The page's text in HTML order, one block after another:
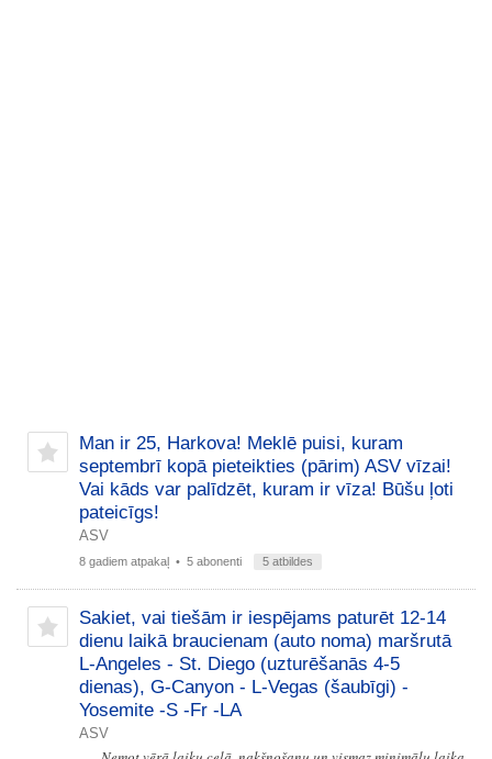
Man ir 25, Harkova! Meklē puisi, kuram
septembrī kopā pieteikties (pārim) ASV vīzai!
Vai kāds var palīdzēt, kuram ir vīza! Būšu ļoti
pateicīgs!
ASV
8 gadiem atpakaļ • 5 abonenti 5 atbildes
Sakiet, vai tiešām ir iespējams paturēt 12-14
dienu laikā braucienam (auto noma) maršrutā
L-Angeles - St. Diego (uzturēšanās 4-5
dienas), G-Canyon - L-Vegas (šaubīgi) -
Yosemite -S -Fr -LA
ASV